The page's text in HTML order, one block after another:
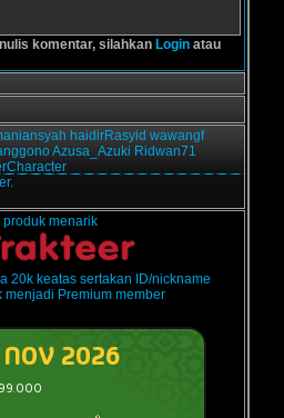
komentar, silahkan Login atau
haidirRasyid wawangf
Azusa_Azuki Ridwan71
produk menarik
20k keatas sertakan ID/nickname
menjadi Premium member